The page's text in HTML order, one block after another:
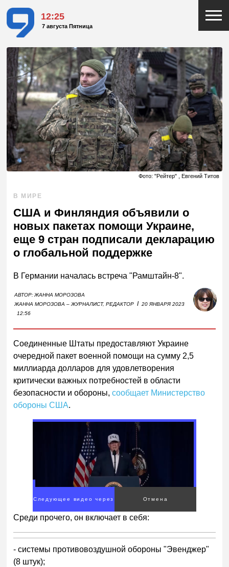
12:25
7 августа Пятница
Фото: "Рейтер" , Евгений Титов
В МИРЕ
США и Финляндия объявили о
новых пакетах помощи Украине,
еще 9 стран подписали декларацию
о глобальной поддержке
В Германии началась встреча "Рамштайн-8".
АВТОР:ЖАННА МОРОЗОВА
ЖАННА МОРОЗОВА – ЖУРНАЛИСТ, РЕДАКТОР I 20 ЯНВАРЯ 2023
12:56
Соединенные Штаты предоставляют Украине
очередной пакет военной помощи на сумму 2,5
миллиарда долларов для удовлетворения
критически важных потребностей в области
безопасности и обороны,сообщает Министерство
обороны США.
Среди прочего, он включает в себя:
- системы противовоздушной обороны "Эвенджер"
(8 штук);